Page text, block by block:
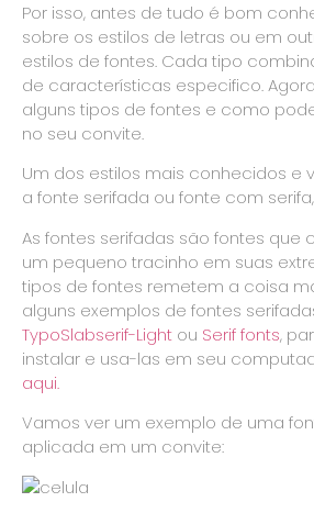
Por isso, antes de tudo é bom
sobre os estilos de letras ou em
estilos de fontes. Cada tipo
de características especifico.
alguns tipos de fontes e como
no seu convite.
Um dos estilos mais conhecidos e
a fonte serifada ou fonte com
As fontes serifadas são fontes que
um pequeno tracinho em suas
tipos de fontes remetem a coisa
alguns exemplos de fontes
TypoSlabserif-Light ou Serif fonts,
instalar e usa-las em seu
aqui.
Vamos ver um exemplo de uma
aplicada em um convite: